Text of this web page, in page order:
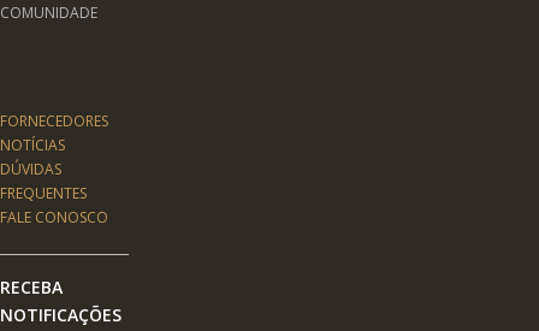
COMUNIDADE
FORNECEDORES
NOTÍCIAS
DÚVIDAS
FREQUENTES
FALE CONOSCO
RECEBA
NOTIFICAÇÕES